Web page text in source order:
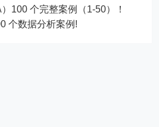
100 个完整案例（1-50）！
个数据分析案例!